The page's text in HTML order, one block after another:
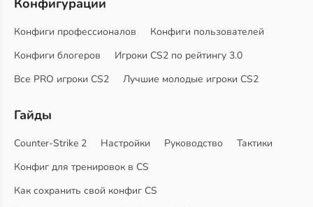
Конфигурации
Конфиги профессионалов
Конфиги пользователей
Конфиги блогеров
Игроки CS2 по рейтингу 3.0
Все PRO игроки CS2
Лучшие молодые игроки CS2
Гайды
Counter-Strike 2 Настройки Руководство
Тактики
Конфиг для тренировок в CS
Как сохранить свой конфиг CS